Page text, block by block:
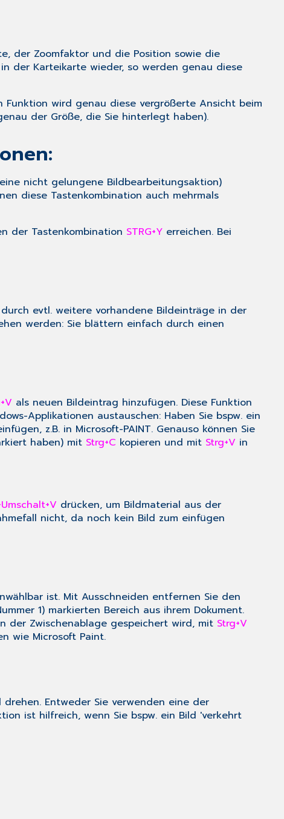
der Zoomfaktor und die Position sowie die
der Karteikarte wieder, so werden genau diese
Funktion wird genau diese vergrößerte Ansicht beim
der Größe, die Sie hinterlegt haben).
nicht gelungene Bildbearbeitungsaktion)
diese Tastenkombination auch mehrmals
der Tastenkombination STRG+Y erreichen. Bei
durch evtl. weitere vorhandene Bildeinträge in der
werden: Sie blättern einfach durch einen
als neuen Bildeintrag hinzufügen. Diese Funktion
Applikationen austauschen: Haben Sie bspw. ein
z.B. in Microsoft-PAINT. Genauso können Sie
haben) mit Strg+C kopieren und mit Strg+V in
drücken, um Bildmaterial aus der
nicht, da noch kein Bild zum einfügen
ist. Mit Ausschneiden entfernen Sie den
1) markierten Bereich aus ihrem Dokument.
der Zwischenablage gespeichert wird, mit Strg+V
wie Microsoft Paint.
Entweder Sie verwenden eine der
ist hilfreich, wenn Sie bspw. ein Bild 'verkehrt